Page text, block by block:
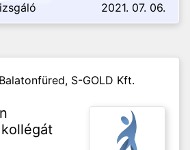
2021. 07. 06.
Balatonfüred, S-GOLD Kft.